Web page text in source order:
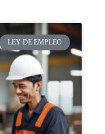
LEY DE EMPLEO